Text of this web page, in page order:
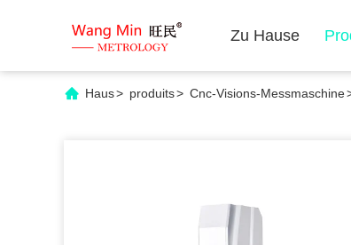
Zu Hause
Haus> produits> Cnc-Visions-Messmaschine